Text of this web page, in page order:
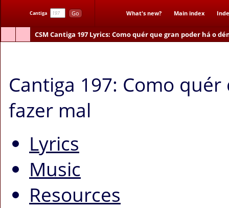
Cantiga Go What's new? Main index
CSMCantiga 197Lyrics: Como quér que gran poder há o
Cantiga 197: Como
fazer mal
Lyrics
Music
Resources